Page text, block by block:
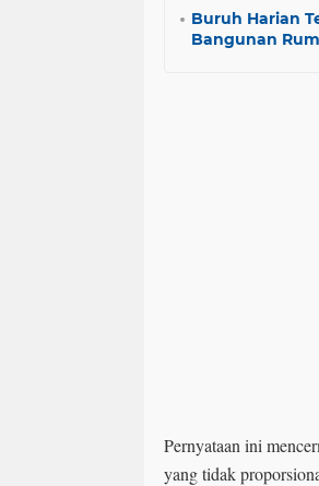
Buruh Harian
Bangunan
Pernyataan ini
yang tidak